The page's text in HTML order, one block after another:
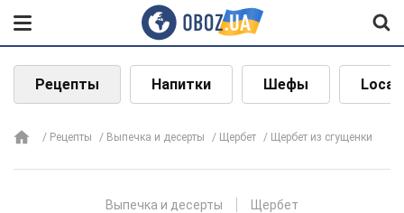
Рецепты Напитки Шефы Local
Рецепты Выпечка и десерты Щербет Щербет из сгущенки
Выпечка и десерты Щербет